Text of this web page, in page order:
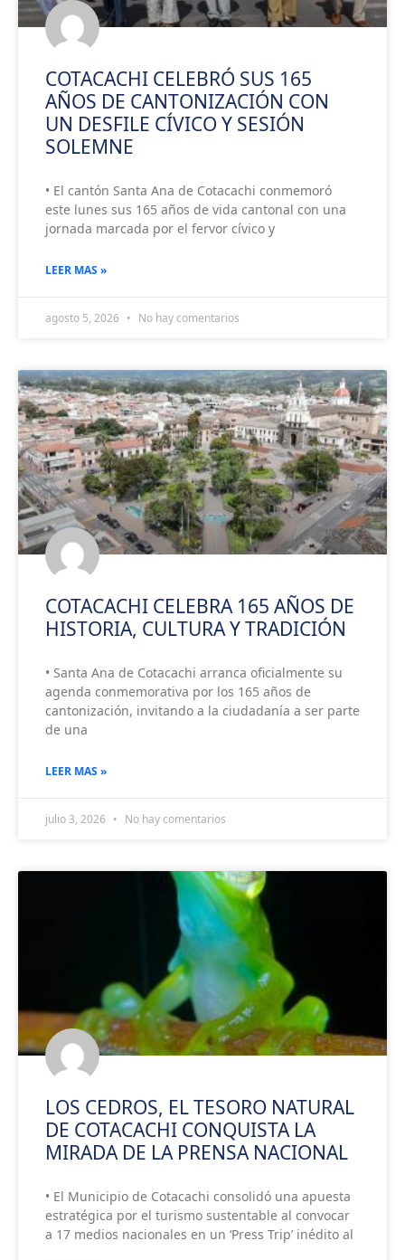
COTACACHI CELEBRÓ SUS 165
AÑOS DE CANTONIZACIÓN CON
UN DESFILE CÍVICO Y SESIÓN
SOLEMNE
• El cantón Santa Ana de Cotacachi conmemoró
este lunes sus 165 años de vida cantonal con una
jornada marcada por el fervor cívico y
LEER MAS »
agosto 5, 2026 No hay comentarios
COTACACHI CELEBRA 165 AÑOS DE
HISTORIA, CULTURA Y TRADICIÓN
• Santa Ana de Cotacachi arranca oficialmente su
agenda conmemorativa por los 165 años de
cantonización, invitando a la ciudadanía a ser parte
de una
LEER MAS »
julio 3, 2026 No hay comentarios
LOS CEDROS, EL TESORO NATURAL
DE COTACACHI CONQUISTA LA
MIRADA DE LA PRENSA NACIONAL
• El Municipio de Cotacachi consolidó una apuesta
estratégica por el turismo sustentable al convocar
a 17 medios nacionales en un ‘Press Trip’ inédito al